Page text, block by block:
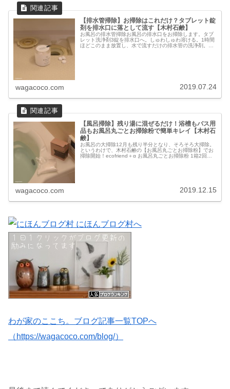
【排水管掃除】お掃除はこれだけ？タブレット錠
剤を排水口に落として流す【木村石鹸】
お風呂の排水管掃除お風呂の排水口をお掃除します。タブ
レット洗浄剤3錠を排水口へ。しゅわしゅわ溶ける。1時間
ほどこのまま放置し、水で流すだけの排水管の洗浄剤。成
wagacoco.com 2019.07.24
【風呂掃除】残り湯に混ぜるだけ！浴槽もバス用
品もお風呂丸ごとお掃除粉で簡単キレイ【木村石
鹸】
お風呂の大掃除12月も残り半分となり、そろそろ大掃除。
というわけで、木村石鹸の【お風呂丸ごとお掃除粉】でお
掃除開始！ecofriend＋α お風呂丸ごとお掃除粉 1箱2回分
wagacoco.com 2019.12.15
わが家のここち。ブログ記事一覧TOPへ
（https://wagacoco.com/blog/）